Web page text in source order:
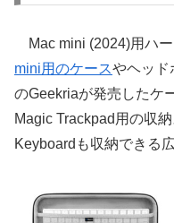
Mac mini (2024)用ハー
mini用のケースやヘッド
のGeekriaが発売したケ
Magic Trackpad用の収
Keyboardも収納できる